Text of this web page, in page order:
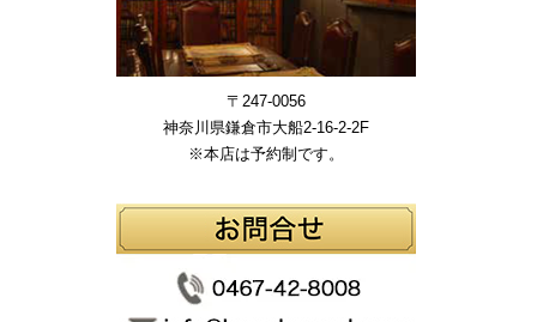
〒247-0056
神奈川県鎌倉市大船2-16-2-2F
※本店は予約制です。